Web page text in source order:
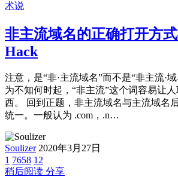
术说
非主流域名的正确打开方
Hack
注意，是“非·主流域名”而不是“非主流·
为不知何时起，“非主流”这个词容易让
西。 回到正题，非主流域名与主流域名
统一。一般认为 .com，.n…
Soulizer 2020年3月27日
1 7658 12
稍后阅读 分享